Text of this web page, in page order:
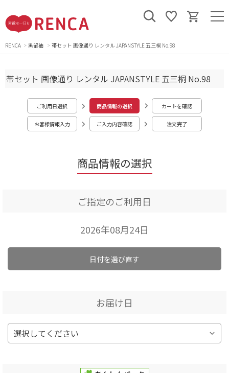
RENCA 黒留袖 帯セット 画像通り レンタル JAPANSTYLE 五三桐 No.98
商品情報の選択
帯セット 画像通り レンタル JAPANSTYLE 五三桐 No.98
ご利用日選択 商品情報の選択 カートを確認
お客様情報入力 ご入力内容確認 注文完了
ご指定のご利用日
2026年08月24日
日付を選び直す
お届け日